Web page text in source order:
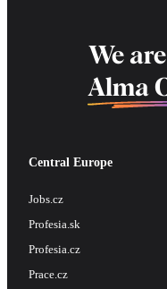
We
Alma
Central Europe
Jobs.cz
Profesia.sk
Profesia.cz
Prace.cz